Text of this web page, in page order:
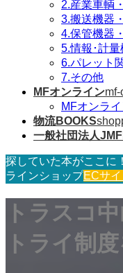
2.産業車輌
3.搬送機器
4.保管機器
5.情報･計量
6.パレット
7.その他
MFオンライン
MFオンラ
物流BOOKS
一般社団法人JMFI
探していた本がここに
ラインショップECサ
トラスコ
トライ制